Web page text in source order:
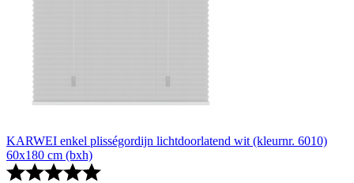
KARWEI enkel plisségordijn lichtdoorlatend wit (kleurnr. 6010)
60x180 cm (bxh)